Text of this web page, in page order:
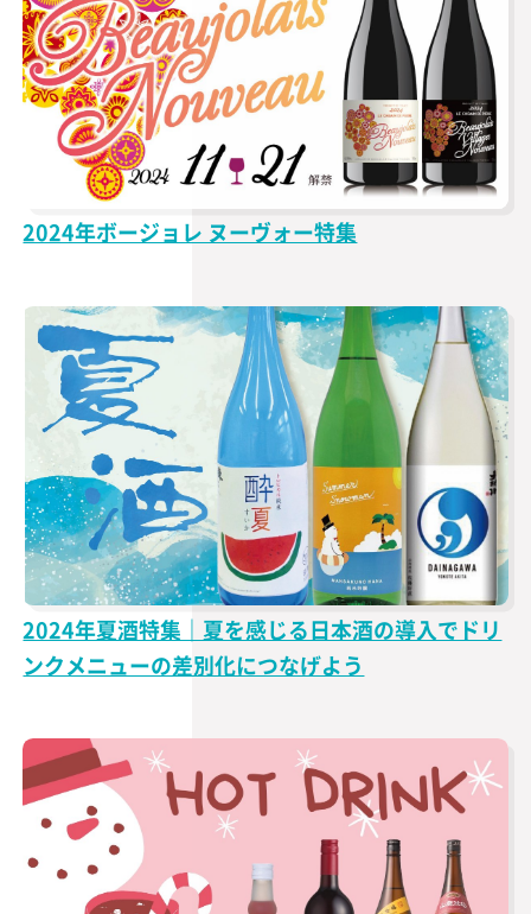
2024年ボージョレ ヌーヴォー特集
2024年夏酒特集｜夏を感じる日本酒の導入でドリ
ンクメニューの差別化につなげよう